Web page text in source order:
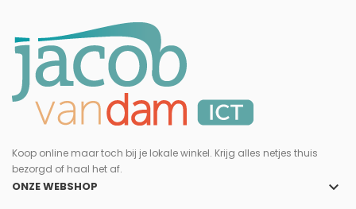
Koop online maar toch bij je lokale winkel. Krijg alles netjes thuis
bezorgd of haal het af.
ONZE WEBSHOP keyboard_arrow_down